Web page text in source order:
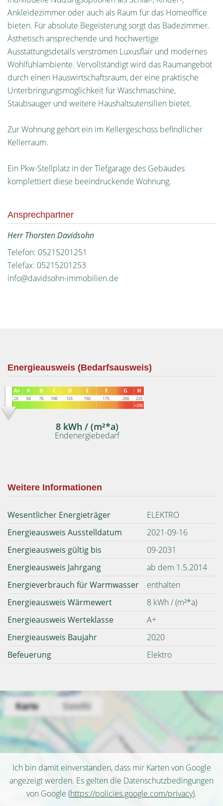
Ankleidezimmer oder auch als Raum für das Homeoffice
bieten. Für absolute Begeisterung sorgt das Badezimmer.
Ästhetisch ansprechende und hochwertige
Ausstattungsdetails verströmen Luxusflair und modernes
Wohlfühlambiente. Vervollständigt wird das Raumangebot
durch einen Hauswirtschaftsraum, der eine praktische
Unterbringungsmöglichkeit für Waschmaschine,
Staubsauger und weitere Haushaltsutensilien bietet.
Zur Wohnung gehört ein im Kellergeschoss befindlicher
Kellerraum.
Ein Pkw-Stellplatz in der Tiefgarage des Gebäudes
komplettiert diese beeindruckende Wohnung.
Ansprechpartner
Herr Thorsten Davidsohn
Telefon: 05215201251
Telefax: 05215201253
info@davidsohn-immobilien.de
Energieausweis (Bedarfsausweis)
8 kWh / (m²*a)
Endenergiebedarf
Weitere Informationen
Wesentlicher Energieträger
ELEKTRO
Energieausweis Ausstelldatum
2021-09-16
Energieausweis gültig bis
09-2031
Energieausweis Jahrgang
ab dem 1.5.2014
Energieverbrauch für Warmwasser
enthalten
Energieausweis Wärmewert
8 kWh / (m²*a)
Energieausweis Werteklasse
A+
Energieausweis Baujahr
2020
Befeuerung
Elektro
Ich bin damit einverstanden, dass mir Karten von Google
angezeigt werden. Es gelten die Datenschutzbedingungen
von Google (https://policies.google.com/privacy).